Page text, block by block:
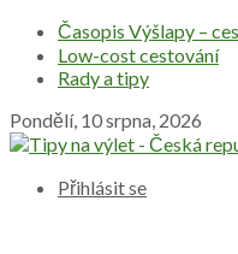
Časopis Výšlapy –
Low-cost cestování
Rady a tipy
Pondělí, 10 srpna, 2026
Přihlásit se